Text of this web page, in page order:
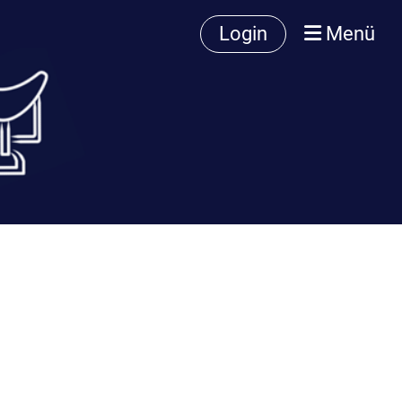
Login Menü